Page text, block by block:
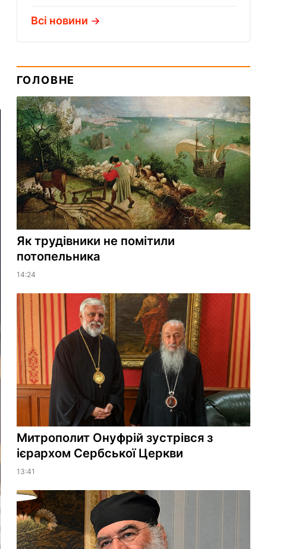
Всі новини
ГОЛОВНЕ
Як трудівники не помітили
потопельника
14:24
Митрополит Онуфрій зустрівся з
ієрархом Сербської Церкви
13:41